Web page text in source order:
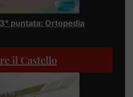
puntata: Ortopedia
il Castello